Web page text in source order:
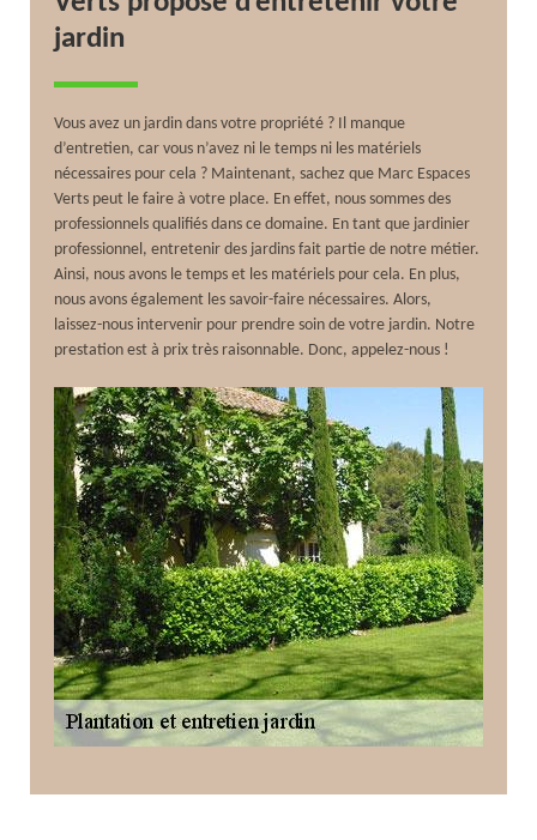
jardin
Vous avez un jardin dans votre propriété ? Il manque
d’entretien, car vous n’avez ni le temps ni les matériels
nécessaires pour cela ? Maintenant, sachez que Marc Espaces
Verts peut le faire à votre place. En effet, nous sommes des
professionnels qualifiés dans ce domaine. En tant que jardinier
professionnel, entretenir des jardins fait partie de notre métier.
Ainsi, nous avons le temps et les matériels pour cela. En plus,
nous avons également les savoir-faire nécessaires. Alors,
laissez-nous intervenir pour prendre soin de votre jardin. Notre
prestation est à prix très raisonnable. Donc, appelez-nous !